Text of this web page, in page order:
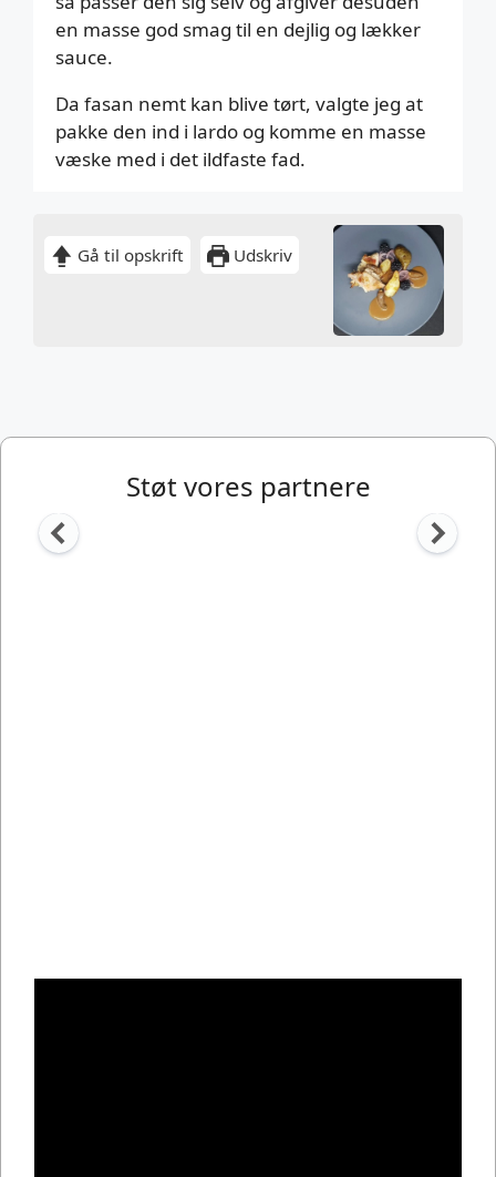
Gå til opskrift Udskriv
en masse god smag til en dejlig og lækker
sauce.
Da fasan nemt kan blive tørt, valgte jeg at
pakke den ind i lardo og komme en masse
væske med i det ildfaste fad.
Støt vores partnere